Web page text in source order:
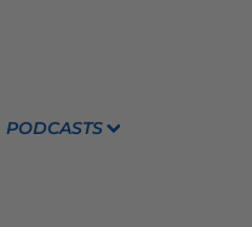
PODCASTS